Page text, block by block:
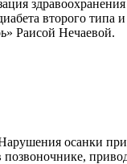
второго
Раисой Нечаевой.
осанки